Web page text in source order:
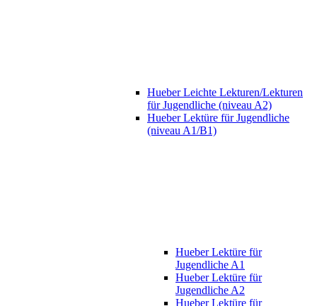
Hueber Leichte Lekturen/Lekturen
für Jugendliche (niveau A2)
Hueber Lektüre für Jugendliche
(niveau A1/B1)
Hueber Lektüre für
Jugendliche A1
Hueber Lektüre für
Jugendliche A2
Hueber Lektüre für